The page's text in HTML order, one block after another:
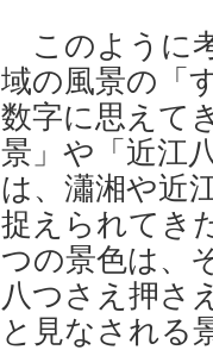
このように
域の風景の「
数字に思えて
景」や「近江
は、瀟湘や近
捉えられてき
つの景色は、
八つさえ押さ
と見なされる